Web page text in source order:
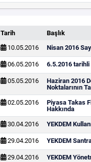
Tarih Başlık
10.05.2016
Nisan 2016
06.05.2016 6.5.2016 tarihli
05.05.2016
Haziran 2016
Noktalarının
02.05.2016
Piyasa Takas
Hakkında
30.04.2016 YEKDEM
29.04.2016 YEKDEM
29.04.2016 YEKDEM